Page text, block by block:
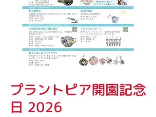
プラントピア開園記念
日 2026